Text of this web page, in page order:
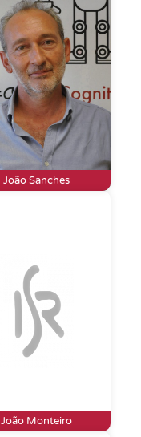
João Sanches
João Monteiro